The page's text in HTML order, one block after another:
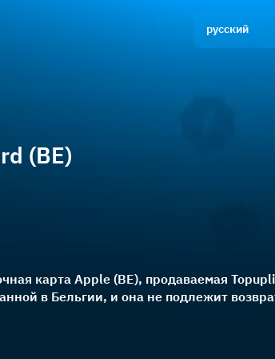
русский
(BE)
карта Apple (BE), продаваемая
в Бельгии, и она не подлежит